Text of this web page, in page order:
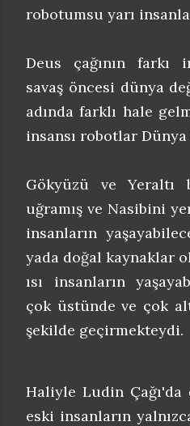
robotumsu yarı
Deus çağının farkı
savaş öncesi dünya
adında farklı hale
insansı robotlar
Gökyüzü ve Yeraltı
uğramış ve Nasibini
insanların
yada doğal kaynaklar
ısı insanların
çok üstünde ve çok
şekilde geçirmekteydi.
Haliyle Ludin
eski insanların